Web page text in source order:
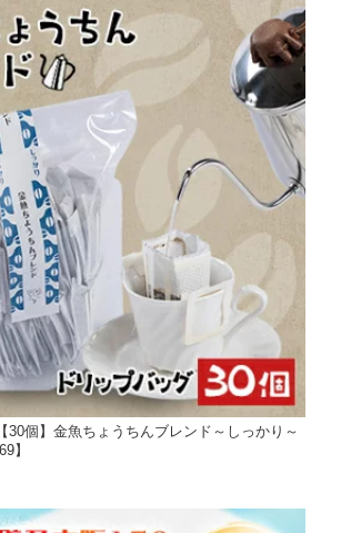
30個】金魚ちょうちんブレンド～しっかり～
】